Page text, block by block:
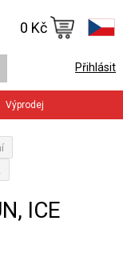
Přihlásit
0 Kč
Výprodej
ICE